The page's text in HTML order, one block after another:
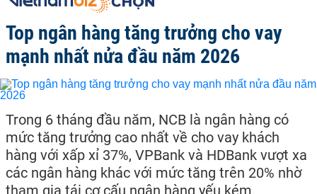
Top ngân hàng tăng trưởng cho vay
mạnh nhất nửa đầu năm 2026
Trong 6 tháng đầu năm, NCB là ngân hàng có
mức tăng trưởng cao nhất về cho vay khách
hàng với xấp xỉ 37%, VPBank và HDBank vượt xa
các ngân hàng khác với mức tăng trên 20% nhờ
tham gia tái cơ cấu ngân hàng yếu kém.